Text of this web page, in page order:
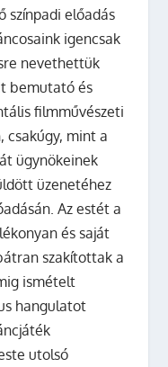
színpadi előadás
igencsak
nevethettük
bemutató és
filmművészeti
csakúgy, mint a
ügynökeinek
üzenetéhez
Az estét a
és saját
szakítottak a
ismételt
hangulatot
utolsó